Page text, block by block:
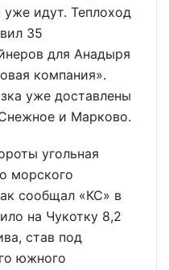
уже идут. Теплоход
35
для Анадыря
компания».
уже доставлены
и Марково.
угольная
морского
сообщал «КС» в
на Чукотку 8,2
став под
южного